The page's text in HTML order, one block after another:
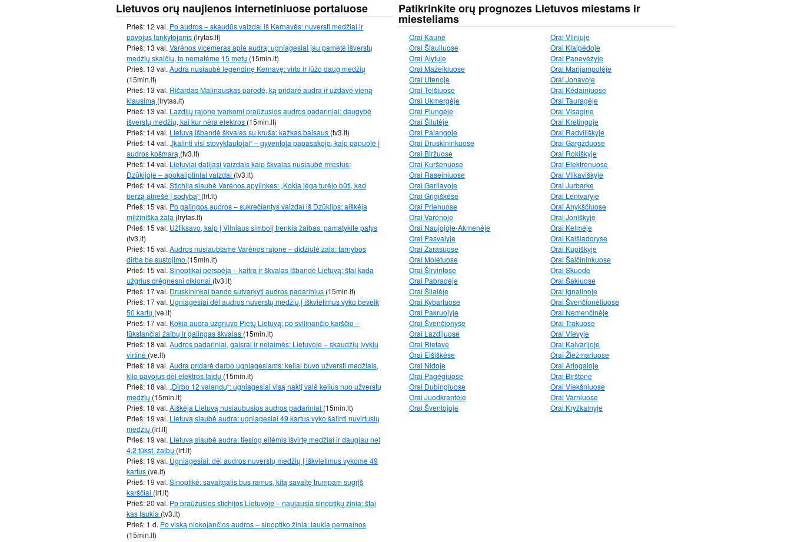
Lietuvos orų naujienos internetiniuose portaluose
Prieš: 12 val. Po audros – skaudūs vaizdai iš Kernavės: nuversti medžiai ir
pavojus lankytojams (lrytas.lt)
Prieš: 13 val. Varėnos vicemeras apie audrą: ugniagesiai jau pametė išverstų
medžių skaičių, to nematėme 15 metų (15min.lt)
Prieš: 13 val. Audra nusiaubė legendinę Kernavę: virto ir lūžo daug medžių
(15min.lt)
Prieš: 13 val. Ričardas Malinauskas parodė, ką pridarė audra ir uždavė vieną
klausimą (lrytas.lt)
Prieš: 13 val. Lazdijų rajone tvarkomi praūžusios audros padariniai: daugybė
išverstų medžių, kai kur nėra elektros (15min.lt)
Prieš: 14 val. Lietuvą išbandė škvalas su kruša: kažkas baisaus (tv3.lt)
Prieš: 14 val. „Įkalinti visi stovyklautojai“ – gyventoja papasakojo, kaip papuolė į
audros košmarą (tv3.lt)
Prieš: 14 val. Lietuviai dalijasi vaizdais kaip škvalas nusiaubė miestus:
Dzūkijoje – apokaliptiniai vaizdai (tv3.lt)
Prieš: 14 val. Stichija siaubė Varėnos apylinkes: „Kokia jėga turėjo būti, kad
beržą atnešė į sodybą“ (lrt.lt)
Prieš: 15 val. Po galingos audros – sukrečiantys vaizdai iš Dzūkijos: aiškėja
milžiniška žala (lrytas.lt)
Prieš: 15 val. Užfiksavo, kaip į Vilniaus simbolį trenkia žaibas: pamatykite patys
(tv3.lt)
Prieš: 15 val. Audros nusiaubtame Varėnos rajone – didžiulė žala: tarnybos
dirba be sustojimo (15min.lt)
Prieš: 15 val. Sinoptikai perspėja – kaitra ir škvalas išbandė Lietuvą: štai kada
užgrius drėgnesni ciklonai (tv3.lt)
Prieš: 17 val. Druskininkai bando sutvarkyti audros padarinius (15min.lt)
Prieš: 17 val. Ugniagesiai dėl audros nuverstų medžių į iškvietimus vyko beveik
50 kartų (ve.lt)
Prieš: 17 val. Kokia audra užgriuvo Pietų Lietuvą: po svilinančio karščio –
tūkstančiai žaibų ir galingas škvalas (15min.lt)
Prieš: 18 val. Audros padariniai, gaisrai ir nelaimės: Lietuvoje – skaudžių įvykių
virtinė (ve.lt)
Prieš: 18 val. Audra pridarė darbo ugniagesiams: keliai buvo užversti medžiais,
kilo pavojus dėl elektros laidų (15min.lt)
Prieš: 18 val. „Dirbo 12 valandų“: ugniagesiai visą naktį valė kelius nuo užverstų
medžių (15min.lt)
Prieš: 18 val. Aiškėja Lietuvą nusiaubusios audros padariniai (15min.lt)
Prieš: 19 val. Lietuvą siaubė audra: ugniagesiai 49 kartus vyko šalinti nuvirtusių
medžių (lrt.lt)
Prieš: 19 val. Lietuvą siaubė audra: tiesiog eilėmis išvirtę medžiai ir daugiau nei
4,2 tūkst. žaibų (lrt.lt)
Prieš: 19 val. Ugniagesiai: dėl audros nuverstų medžių į iškvietimus vykome 49
kartus (ve.lt)
Prieš: 19 val. Sinoptikė: savaitgalis bus ramus, kitą savaitę trumpam sugrįš
karščiai (lrt.lt)
Prieš: 20 val. Po praūžusios stichijos Lietuvoje – naujausia sinoptikų žinia: štai
kas laukia (tv3.lt)
Prieš: 1 d. Po viską niokojančios audros – sinoptiko žinia: laukia permainos
(15min.lt)
Patikrinkite orų prognozes Lietuvos miestams ir
miesteliams
Orai Kaune
Orai Šiauliuose
Orai Alytuje
Orai Mažeikiuose
Orai Utenoje
Orai Telšiuose
Orai Ukmergėje
Orai Plungėje
Orai Šilutėje
Orai Palangoje
Orai Druskininkuose
Orai Biržuose
Orai Kuršėnuose
Orai Raseiniuose
Orai Garliavoje
Orai Grigiškėse
Orai Prienuose
Orai Varėnoje
Orai Naujojoje-Akmenėje
Orai Pasvalyje
Orai Zarasuose
Orai Molėtuose
Orai Širvintose
Orai Pabradėje
Orai Šilalėje
Orai Kybartuose
Orai Pakruojyje
Orai Švenčionyse
Orai Lazdijuose
Orai Rietave
Orai Eišiškėse
Orai Nidoje
Orai Pagėgiuose
Orai Dubingiuose
Orai Juodkrantėje
Orai Šventojoje
Orai Vilniuje
Orai Klaipėdoje
Orai Panevėžyje
Orai Marijampolėje
Orai Jonavoje
Orai Kėdainiuose
Orai Tauragėje
Orai Visagine
Orai Kretingoje
Orai Radviliškyje
Orai Gargžduose
Orai Rokiškyje
Orai Elektrėnuose
Orai Vilkaviškyje
Orai Jurbarke
Orai Lentvaryje
Orai Anykščiuose
Orai Joniškyje
Orai Kelmėje
Orai Kaišiadoryse
Orai Kupiškyje
Orai Šalčininkuose
Orai Skuode
Orai Šakiuose
Orai Ignalinoje
Orai Švenčionėliuose
Orai Nemenčinėje
Orai Trakuose
Orai Vievyje
Orai Kalvarijoje
Orai Žiežmariuose
Orai Ariogaloje
Orai Birštone
Orai Viekšniuose
Orai Varniuose
Orai Kryžkalnyje